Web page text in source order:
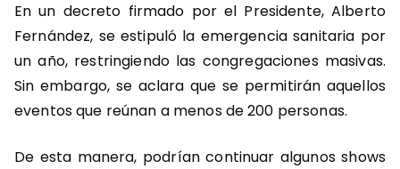
En un decreto firmado por el Presidente, Alberto
Fernández, se estipuló la emergencia sanitaria por
un año, restringiendo las congregaciones masivas.
Sin embargo, se aclara que se permitirán aquellos
eventos que reúnan a menos de 200 personas.
De esta manera, podrían continuar algunos shows